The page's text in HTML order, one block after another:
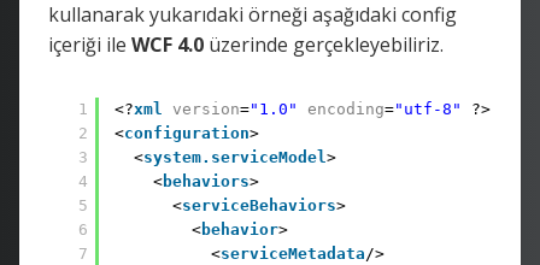
kullanarak yukarıdaki örneği aşağıdaki config
içeriği ile WCF 4.0 üzerinde gerçekleyebiliriz.
1
2
3
4
5
6
7
<?xml version="1.0" encoding="utf-8"
?>
<configuration>
<system.serviceModel>
<behaviors>
<serviceBehaviors>
<behavior>
<serviceMetadata/>